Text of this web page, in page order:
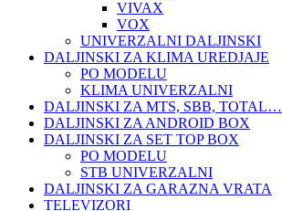
VIVAX
VOX
UNIVERZALNI DALJINSKI
DALJINSKI ZA KLIMA UREDJAJE
PO MODELU
KLIMA UNIVERZALNI
DALJINSKI ZA MTS, SBB, TOTAL…
DALJINSKI ZA ANDROID BOX
DALJINSKI ZA SET TOP BOX
PO MODELU
STB UNIVERZALNI
DALJINSKI ZA GARAZNA VRATA
TELEVIZORI